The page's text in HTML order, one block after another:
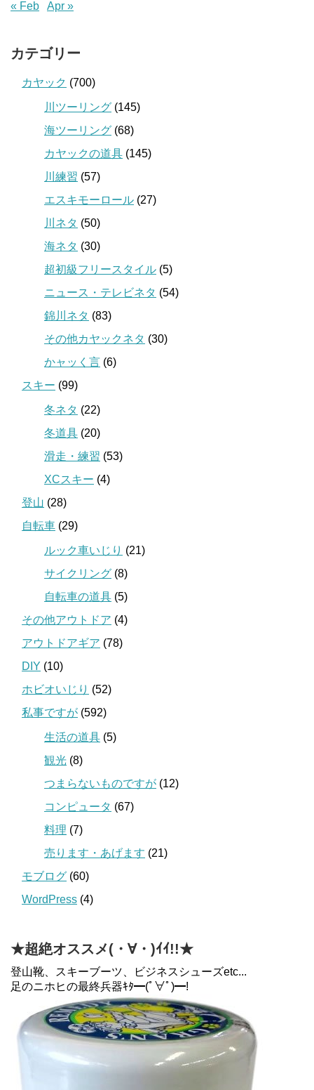
« Feb Apr »
カテゴリー
カヤック (700)
川ツーリング (145)
海ツーリング (68)
カヤックの道具 (145)
川練習 (57)
エスキモーロール (27)
川ネタ (50)
海ネタ (30)
超初級フリースタイル (5)
ニュース・テレビネタ (54)
錦川ネタ (83)
その他カヤックネタ (30)
かャッく言 (6)
スキー (99)
冬ネタ (22)
冬道具 (20)
滑走・練習 (53)
XCスキー (4)
登山 (28)
自転車 (29)
ルック車いじり (21)
サイクリング (8)
自転車の道具 (5)
その他アウトドア (4)
アウトドアギア (78)
DIY (10)
ホビオいじり (52)
私事ですが (592)
生活の道具 (5)
観光 (8)
つまらないものですが (12)
コンピュータ (67)
料理 (7)
売ります・あげます (21)
モブログ (60)
WordPress (4)
★超絶オススメ(・∀・)ｲｲ!!★
登山靴、スキーブーツ、ビジネスシューズetc...
足のニホヒの最終兵器ｷﾀ━(ﾟ∀ﾟ)━!